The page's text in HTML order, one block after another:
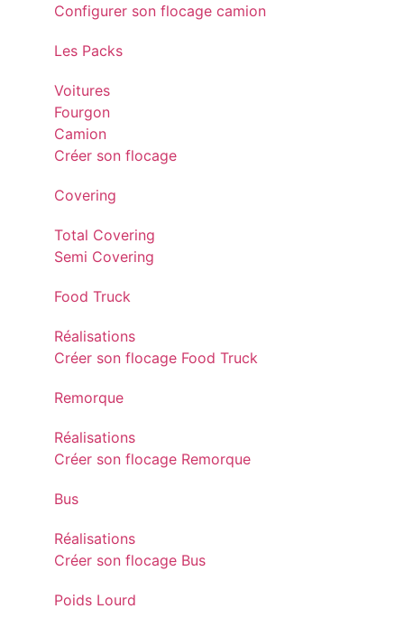
Configurer son flocage camion
Les Packs
Voitures
Fourgon
Camion
Créer son flocage
Covering
Total Covering
Semi Covering
Food Truck
Réalisations
Créer son flocage Food Truck
Remorque
Réalisations
Créer son flocage Remorque
Bus
Réalisations
Créer son flocage Bus
Poids Lourd